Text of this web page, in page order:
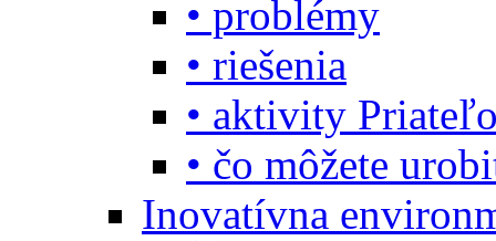
• problémy
• riešenia
• aktivity
• čo môžete
Inovatívna